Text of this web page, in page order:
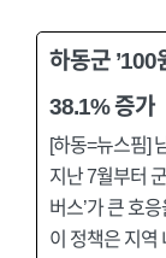
하동군
38.1% 증가
[하동=뉴스핌]
지난 7월부터
버스’가 큰 호
이 정책은 지역